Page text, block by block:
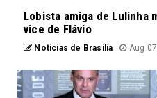
Lobista amiga de Lulinha
vice de Flávio
Notícias de Brasília Aug